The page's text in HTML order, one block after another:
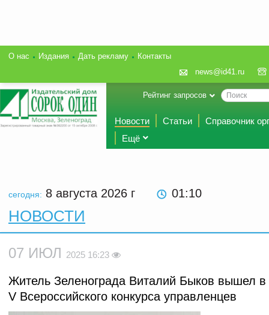
О нас Издания Дать рекламу
Контакты
news@id41.ru
Рейтинг запросов
Новости Статьи
Справочник
Ещё
сегодня: 8 августа 2026 г 01:10
НОВОСТИ
07 ИЮЛ 2025 16:23
Житель Зеленограда Виталий Быков вышел
V Всероссийского конкурса управленцев